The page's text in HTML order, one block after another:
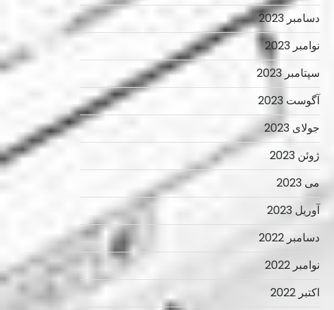
دسامبر 2023
نوامبر 2023
سپتامبر 2023
آگوست 2023
جولای 2023
ژوئن 2023
می 2023
آوریل 2023
دسامبر 2022
نوامبر 2022
اکتبر 2022